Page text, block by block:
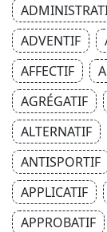
ADVENTIF
AFFECTIF
AGRÉGATIF
ALTERNATIF
ANTISPORTIF
APPLICATIF
APPROBATIF